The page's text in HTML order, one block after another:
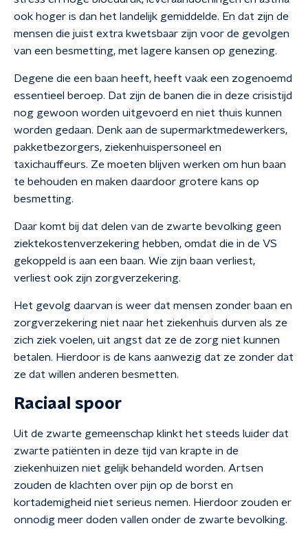
ook hoger is dan het landelijk gemiddelde. En dat zijn de
mensen die juist extra kwetsbaar zijn voor de gevolgen
van een besmetting, met lagere kansen op genezing.
Degene die een baan heeft, heeft vaak een zogenoemd
essentieel beroep. Dat zijn de banen die in deze crisistijd
nog gewoon worden uitgevoerd en niet thuis kunnen
worden gedaan. Denk aan de supermarktmedewerkers,
pakketbezorgers, ziekenhuispersoneel en
taxichauffeurs. Ze moeten blijven werken om hun baan
te behouden en maken daardoor grotere kans op
besmetting.
Daar komt bij dat delen van de zwarte bevolking geen
ziektekostenverzekering hebben, omdat die in de VS
gekoppeld is aan een baan. Wie zijn baan verliest,
verliest ook zijn zorgverzekering.
Het gevolg daarvan is weer dat mensen zonder baan en
zorgverzekering niet naar het ziekenhuis durven als ze
zich ziek voelen, uit angst dat ze de zorg niet kunnen
betalen. Hierdoor is de kans aanwezig dat ze zonder dat
ze dat willen anderen besmetten.
Raciaal spoor
Uit de zwarte gemeenschap klinkt het steeds luider dat
zwarte patiënten in deze tijd van krapte in de
ziekenhuizen niet gelijk behandeld worden. Artsen
zouden de klachten over pijn op de borst en
kortademigheid niet serieus nemen. Hierdoor zouden er
onnodig meer doden vallen onder de zwarte bevolking.